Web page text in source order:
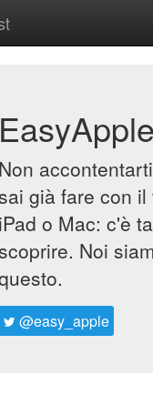
EasyApple
Non
già fare con il
iPad o Mac: c'è
Noi
@easy_apple